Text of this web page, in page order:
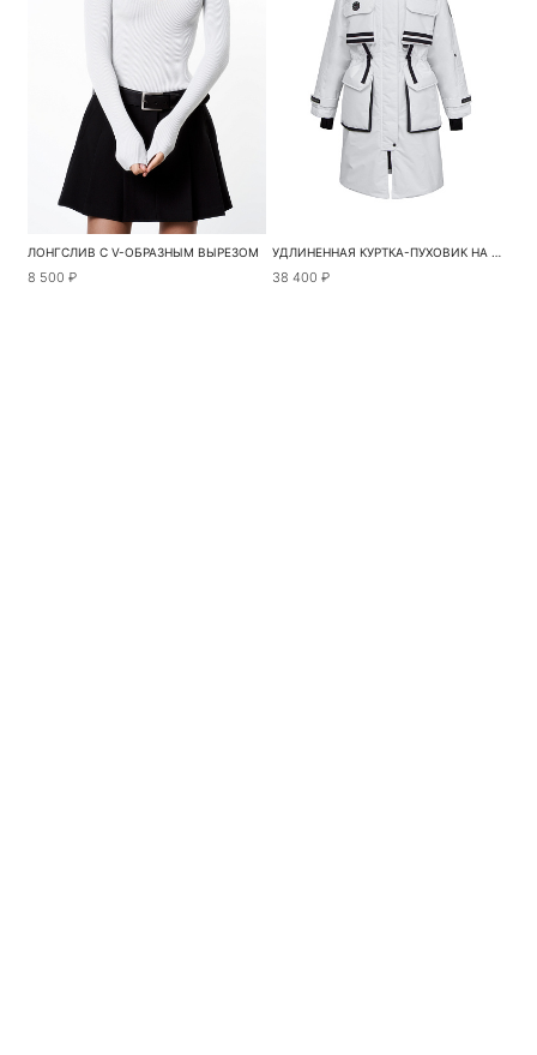
ЛОНГСЛИВ С V-ОБРАЗНЫМ ВЫРЕЗОМ
8 500 ₽
УДЛИНЕННАЯ КУРТКА-ПУХОВИК НА МОЛНИИ
38 400 ₽